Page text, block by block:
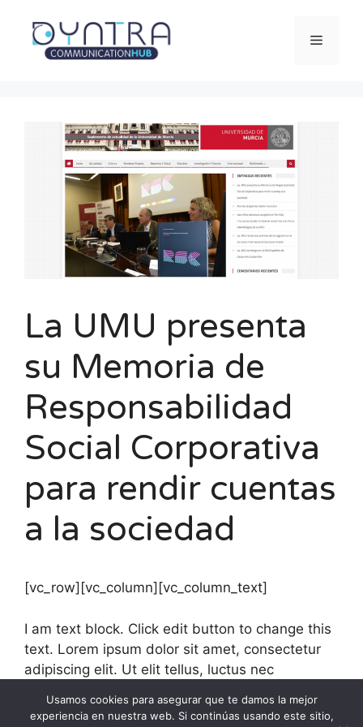
contenido
Menú
La UMU presenta
su Memoria de
Responsabilidad
Social Corporativa
para rendir cuentas
a la sociedad
[vc_row][vc_column][vc_column_text]
I am text block. Click edit button to change this
text. Lorem ipsum dolor sit amet, consectetur
adipiscing elit. Ut elit tellus, luctus nec
Usamos cookies para asegurar que te damos la mejor
experiencia en nuestra web. Si continúas usando este sitio,